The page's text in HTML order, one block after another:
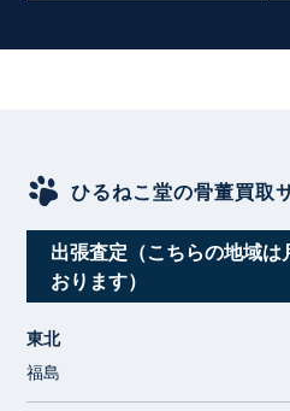
ひるねこ堂の骨董買取
出張査定（こちらの地域は
おります）
東北
福島